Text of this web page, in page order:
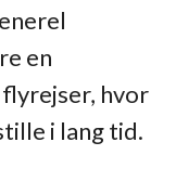
en
hvor
i lang tid.